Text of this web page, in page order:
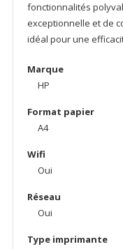
fonctionnalités
exceptionnelle et de
idéal pour une
Marque
HP
Format papier
A4
Wifi
Oui
Réseau
Oui
Type imprimante